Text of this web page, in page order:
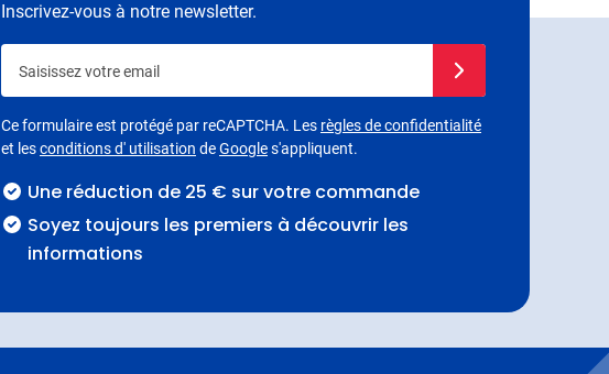
Inscrivez-vous à notre newsletter.
Ce formulaire est protégé par reCAPTCHA. Les règles de confidentialité
et lesconditions d' utilisation deGoogles'appliquent.
Une réduction de 25 € sur votre commande
Soyez toujours les premiers à découvrir les
informations